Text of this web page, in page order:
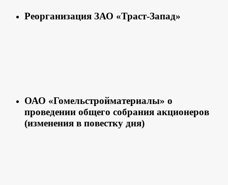
Реорганизация ЗАО «Траст-Запад»
ОАО «Гомельстройматериалы» о
проведении общего собрания акционеров
(изменения в повестку дня)